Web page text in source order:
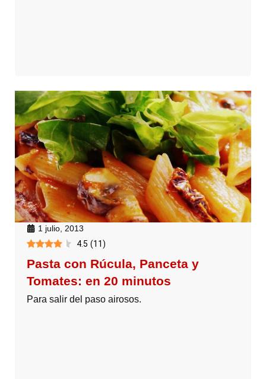
1 julio, 2013
4.5 (11)
Pasta con Rúcula, Panceta y
Tomates: en 20 minutos
Para salir del paso airosos.